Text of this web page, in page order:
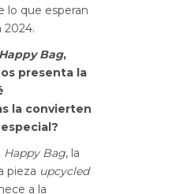
lo que esperan
2024.
Happy Bag,
presenta la
la convierten
Happy Bag, la
pieza upcycled
a la